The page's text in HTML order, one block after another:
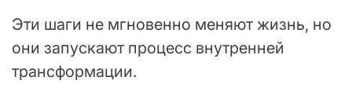
Эти шаги не мгновенно меняют жизнь, но
они запускают процесс внутренней
трансформации.